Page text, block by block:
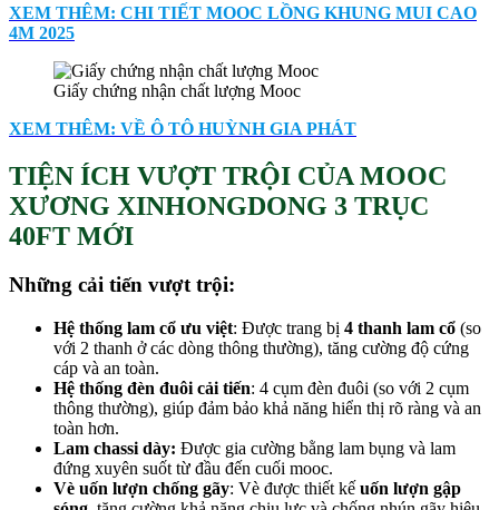
XEM THÊM: CHI TIẾT MOOC LỒNG KHUNG MUI CAO
4M 2025
Giấy chứng nhận chất lượng Mooc
XEM THÊM: VỀ Ô TÔ HUỲNH GIA PHÁT
TIỆN ÍCH VƯỢT TRỘI CỦA MOOC
XƯƠNG XINHONGDONG 3 TRỤC
40FT MỚI
Những cải tiến vượt trội:
Hệ thống lam cổ ưu việt: Được trang bị 4 thanh lam cổ (so
với 2 thanh ở các dòng thông thường), tăng cường độ cứng
cáp và an toàn.
Hệ thống đèn đuôi cải tiến: 4 cụm đèn đuôi (so với 2 cụm
thông thường), giúp đảm bảo khả năng hiển thị rõ ràng và an
toàn hơn.
Lam chassi dày: Được gia cường bằng lam bụng và lam
đứng xuyên suốt từ đầu đến cuối mooc.
Vè uốn lượn chống gãy: Vè được thiết kế uốn lượn gập